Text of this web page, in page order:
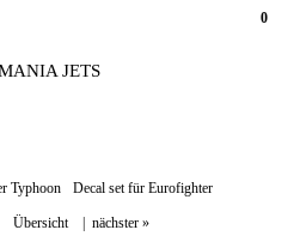
0
Typhoon Decal set für Eurofighter
Übersicht| nächster »